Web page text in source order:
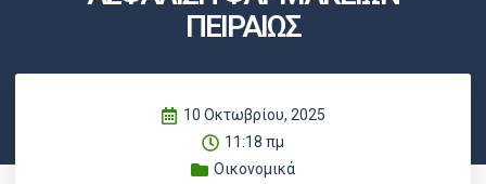
ΠΕΙΡΑΙΩΣ
10 Οκτωβρίου, 2025
11:18 πμ
Οικονομικά